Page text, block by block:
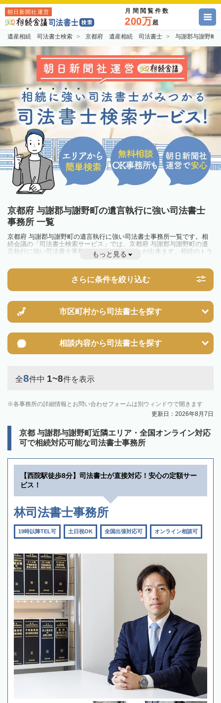
朝日新聞社運営 月間閲覧件数
200万超
遺産相続 司法書士検索 京都府 遺産相続 司法書士 与謝郡与謝野
京都府 与謝郡与謝野町の遺言執行に強い司法書士
事務所 一覧
京都府 与謝郡与謝野町の遺言執行に強い司法書士事務所一覧です。相
続会議の「司法書士検索サービス」では、京都府 与謝郡与謝野町の遺
言執行に強い司法書士事務所を一覧で見ることが出来ます。相続のトラ
ブルやお悩みを抱えている方は一度近隣の司法書士に相談してみましょ
もっと見る
さらに条件を絞り込む
市区町村から司法書士を探す
相談内容から司法書士を探す
全8件中 1~8件を表示
各事務所の詳細情報とお問い合わせフォームは別ウィンドウで開きます
更新日：2026年8月7日
京都 与謝郡与謝野町近隣エリア・全国オンライン対応
可で相続対応可能な司法書士事務所
【西院駅徒歩8分】司法書士が直接対応！安心の定額サー
ビス！
林司法書士事務所
19時以降TEL可 土日祝OK 全国出張対応可 オンライン相談可